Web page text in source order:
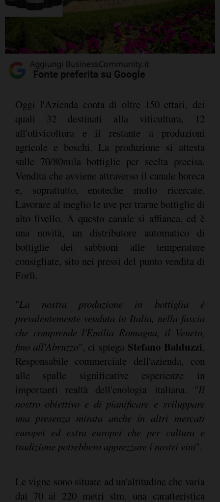
Oggi l'Azienda conta di oltre 150 ettari, dei
quali 32 destinati alla viticultura, 12
all'olivicoltura e il restante a produzioni
agricole e boschi. La produzione si attesta
sulle 70/80mila bottiglie per scelta precisa.
Vendita che avviene attraverso il canale horeca
e, soprattutto, enoteche molto ricercate.
Lavorare al meglio le uve per trarne bottiglie di
alto livello. A questo canale si affianca, ed è
una novità, un distributore automatico di
bottiglie dei sabbioni alle temperature
consigliate, sito nei pressi del punto vendita di
Forlì.
"La nostra produzione in bottiglia è
prevalentemente venduta in Italia, nella fascia
che comprende l'Emilia Romagna, il Veneto,
fino all'Abruzzo", ci spiega Stefano Balduzzi,
Responsabile commerciale dell'azienda, con
alle spalle significative esperienze in
importanti realtà dell'enologia italiana. "Il
nostro obiettivo e di pianificare e sviluppare
una presenza mirata anche in altri mercati
europei ed extra europei che per cultura e
tradizione potrebbero apprezzare i nostri vini".
Le vigne sono situate ad un'altitudine che varia
dai 70 ai 220 metri slm, una caratteristica